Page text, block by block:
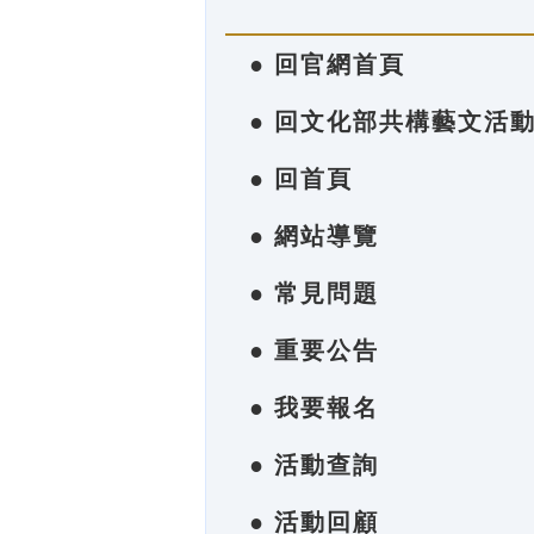
● 回官網首頁
● 回文化部共構藝文活
● 回首頁
● 網站導覽
● 常見問題
● 重要公告
● 我要報名
● 活動查詢
● 活動回顧